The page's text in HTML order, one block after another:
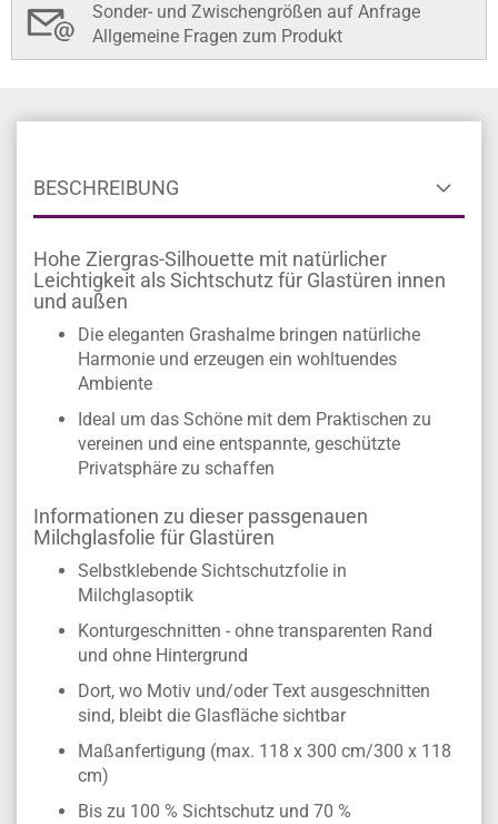
Sonder- und Zwischengrößen auf Anfrage
Allgemeine Fragen zum Produkt
BESCHREIBUNG
Hohe Ziergras-Silhouette mit natürlicher
Leichtigkeit als Sichtschutz für Glastüren innen
und außen
Die eleganten Grashalme bringen natürliche
Harmonie und erzeugen ein wohltuendes
Ambiente
Ideal um das Schöne mit dem Praktischen zu
vereinen und eine entspannte, geschützte
Privatsphäre zu schaffen
Informationen zu dieser passgenauen
Milchglasfolie für Glastüren
Selbstklebende Sichtschutzfolie in
Milchglasoptik
Konturgeschnitten - ohne transparenten Rand
und ohne Hintergrund
Dort, wo Motiv und/oder Text ausgeschnitten
sind, bleibt die Glasfläche sichtbar
Maßanfertigung (max. 118 x 300 cm/300 x 118
cm)
Bis zu 100 % Sichtschutz und 70 %